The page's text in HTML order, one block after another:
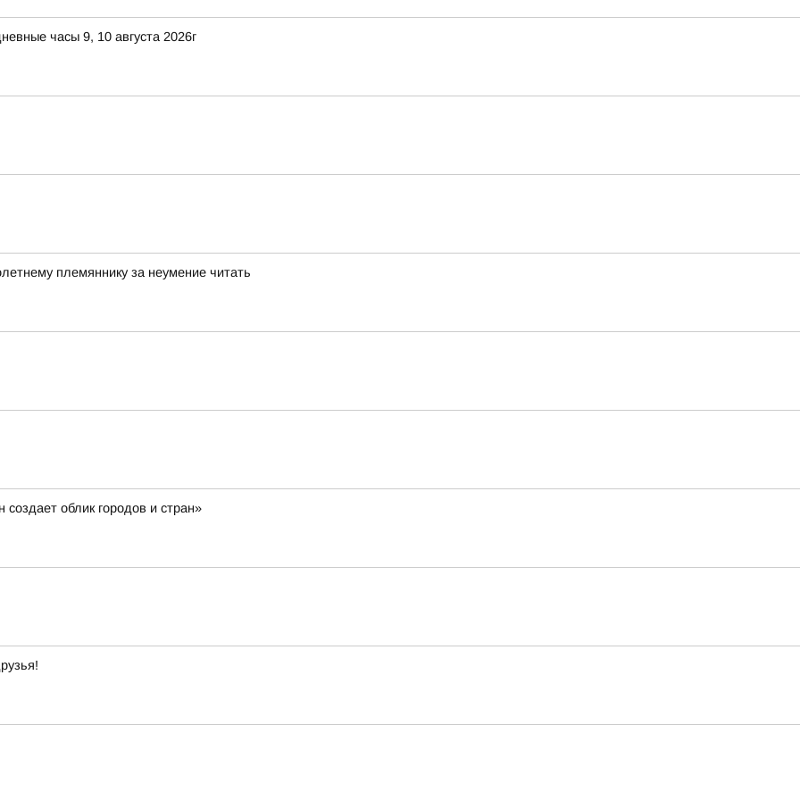
часы 9, 10 августа 2026г
племяннику за неумение читать
облик городов и стран»